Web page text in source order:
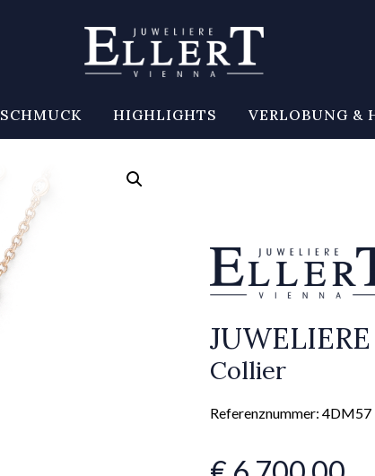
SCHMUCK HIGHLIGHTS VERLOBUNG &
Collier
Referenznummer: 4DM57